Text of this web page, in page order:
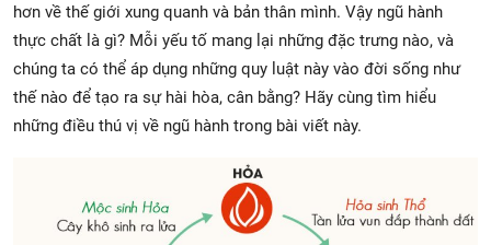
hơn về thế giới xung quanh và bản thân mình. Vậy ngũ hành
thực chất là gì? Mỗi yếu tố mang lại những đặc trưng nào, và
chúng ta có thể áp dụng những quy luật này vào đời sống như
thế nào để tạo ra sự hài hòa, cân bằng? Hãy cùng tìm hiểu
những điều thú vị về ngũ hành trong bài viết này.